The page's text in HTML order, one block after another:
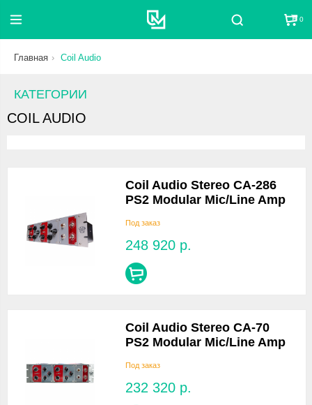
Поиск 0
Главная Coil Audio
КАТЕГОРИИ
COIL AUDIO
Coil Audio Stereo CA-286
PS2 Modular Mic/Line Amp
Под заказ
248 920 р.
Coil Audio Stereo CA-70
PS2 Modular Mic/Line Amp
Под заказ
232 320 р.